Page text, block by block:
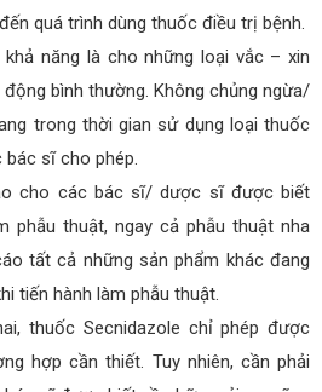
quá trình dùng thuốc điều trị bệnh.
khả năng là cho những loại vắc – xin
bình thường. Không chủng ngừa/
trong thời gian sử dụng loại thuốc
sĩ cho phép.
cho các bác sĩ/ dược sĩ được biết
phẫu thuật, ngay cả phẫu thuật nha
tất cả những sản phẩm khác đang
tiến hành làm phẫu thuật.
thuốc Secnidazole chỉ phép được
hợp cần thiết. Tuy nhiên, cần phải